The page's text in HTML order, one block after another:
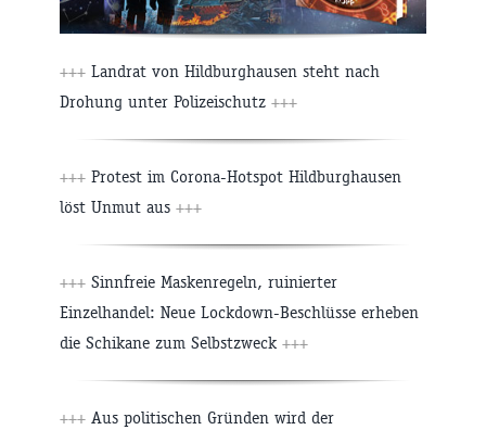
+++ Landrat von Hildburghausen steht nach
Drohung unter Polizeischutz +++
+++ Protest im Corona-Hotspot Hildburghausen
löst Unmut aus +++
+++ Sinnfreie Maskenregeln, ruinierter
Einzelhandel: Neue Lockdown-Beschlüsse erheben
die Schikane zum Selbstzweck +++
+++ Aus politischen Gründen wird der